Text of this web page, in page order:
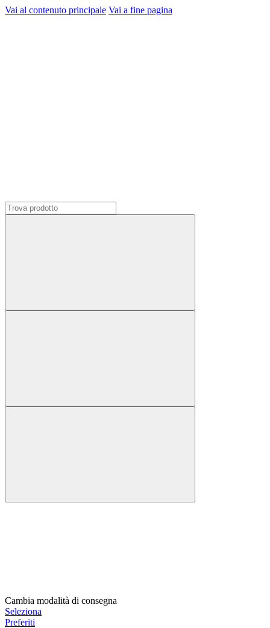
Vai al contenuto principale Vai a fine pagina
Cambia modalità di consegna
Seleziona
Preferiti